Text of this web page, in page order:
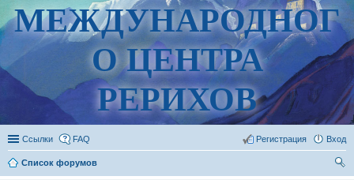
МЕЖДУНАРОДНОГ
О ЦЕНТРА
РЕРИХОВ
Ссылки FAQ Вход
Регистрация
Список форумов